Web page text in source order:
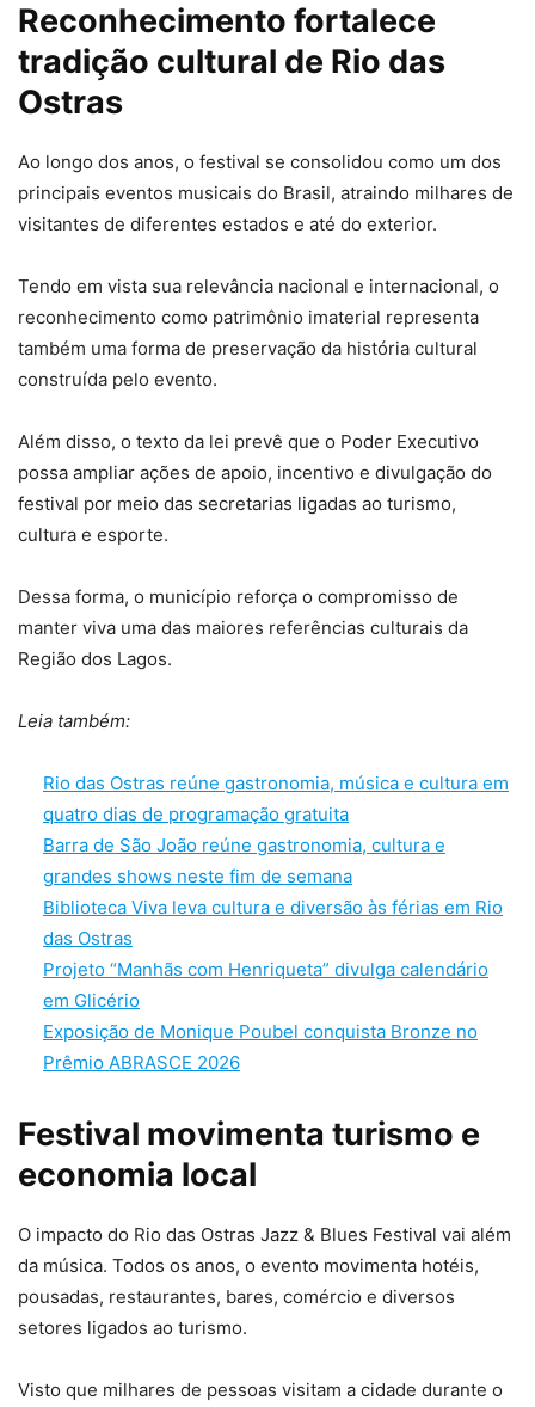
Reconhecimento fortalece
tradição cultural de Rio das
Ostras
Ao longo dos anos, o festival se consolidou como um dos
principais eventos musicais do Brasil, atraindo milhares de
visitantes de diferentes estados e até do exterior.
Tendo em vista sua relevância nacional e internacional, o
reconhecimento como patrimônio imaterial representa
também uma forma de preservação da história cultural
construída pelo evento.
Além disso, o texto da lei prevê que o Poder Executivo
possa ampliar ações de apoio, incentivo e divulgação do
festival por meio das secretarias ligadas ao turismo,
cultura e esporte.
Dessa forma, o município reforça o compromisso de
manter viva uma das maiores referências culturais da
Região dos Lagos.
Leia também:
Rio das Ostras reúne gastronomia, música e cultura em
quatro dias de programação gratuita
Barra de São João reúne gastronomia, cultura e
grandes shows neste fim de semana
Biblioteca Viva leva cultura e diversão às férias em Rio
das Ostras
Projeto “Manhãs com Henriqueta” divulga calendário
em Glicério
Exposição de Monique Poubel conquista Bronze no
Prêmio ABRASCE 2026
Festival movimenta turismo e
economia local
O impacto do Rio das Ostras Jazz & Blues Festival vai além
da música. Todos os anos, o evento movimenta hotéis,
pousadas, restaurantes, bares, comércio e diversos
setores ligados ao turismo.
Visto que milhares de pessoas visitam a cidade durante o